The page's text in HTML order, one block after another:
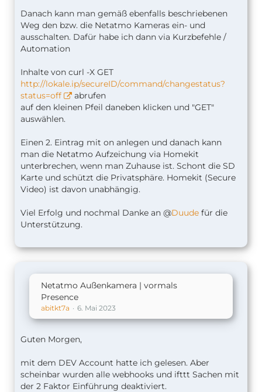
Danach kann man gemäß ebenfalls beschriebenen
Weg den bzw. die Netatmo Kameras ein- und
ausschalten. Dafür habe ich dann via Kurzbefehle /
Automation
Inhalte von curl -X GET
http://lokale.ip/secureID/command/changestatus?
status=off
abrufen
auf den kleinen Pfeil daneben klicken und "GET"
auswählen.
Einen 2. Eintrag mit on anlegen und danach kann
man die Netatmo Aufzeichung via Homekit
unterbrechen, wenn man Zuhause ist. Schont die SD
Karte und schützt die Privatsphäre. Homekit (Secure
Video) ist davon unabhängig.
Viel Erfolg und nochmal Danke an @Duude für die
Unterstützung.
Netatmo Außenkamera | vormals
Presence
abitkt7a 6. Mai 2023
Guten Morgen,
mit dem DEV Account hatte ich gelesen. Aber
scheinbar wurden alle webhooks und ifttt Sachen mit
der 2 Faktor Einführung deaktiviert.